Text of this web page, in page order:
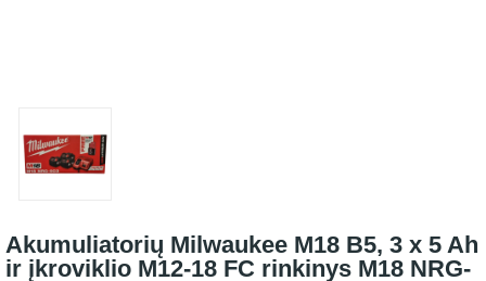
Akumuliatorių Milwaukee M18 B5, 3 x 5 Ah
ir įkroviklio M12-18 FC rinkinys M18 NRG-